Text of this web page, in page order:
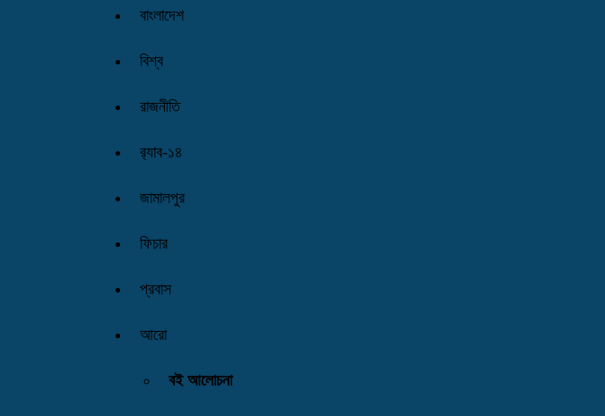
বাংলাদেশ
বিশ্ব
রাজনীতি
র‌্যাব-১৪
জামালপুর
ফিচার
প্রবাস
আরো
বই আলোচনা